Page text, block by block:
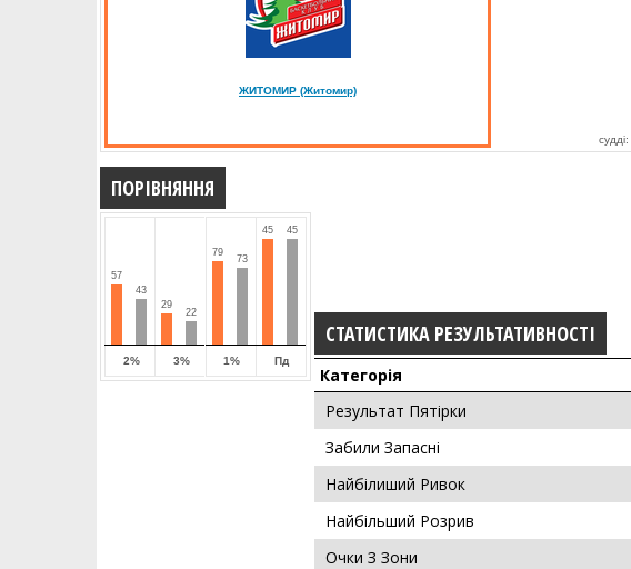
ЖИТОМИР (Житомир)
судді:
ПОРІВНЯННЯ
57
43
2%
29
22
3%
79
73
1%
45 45
Пд
СТАТИСТИКА РЕЗУЛЬТАТИВНОСТІ
Категорія
Результат Пятірки
Забили Запасні
Найбілиший Ривок
Найбільший Розрив
Очки З Зони